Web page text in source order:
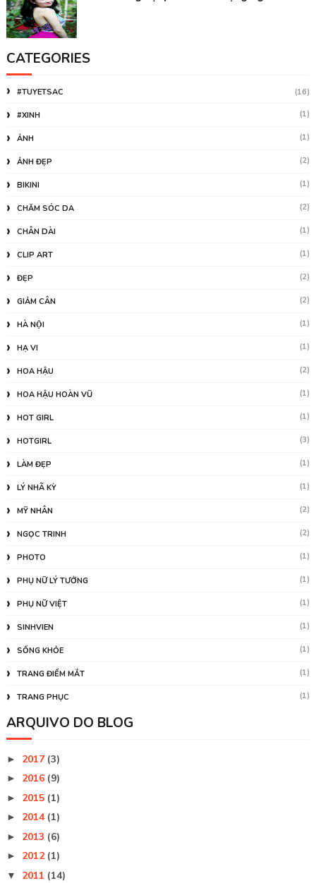
CATEGORIES
#TUYETSAC (16)
#XINH (1)
ẢNH (1)
ẢNH ĐẸP (2)
BIKINI (1)
CHĂM SÓC DA (2)
CHÂN DÀI (1)
CLIP ART (1)
ĐẸP (2)
GIẢM CÂN (2)
HÀ NỘI (1)
HẠ VI (1)
HOA HẬU (2)
HOA HẬU HOÀN VŨ (1)
HOT GIRL (1)
HOTGIRL (3)
LÀM ĐẸP (1)
LÝ NHÃ KỲ (1)
MỸ NHÂN (2)
NGỌC TRINH (2)
PHOTO (1)
PHỤ NỮ LÝ TƯỞNG (1)
PHỤ NỮ VIỆT (1)
SINHVIEN (1)
SỐNG KHỎE (1)
TRANG ĐIỂM MẮT (1)
TRANG PHỤC (1)
ARQUIVO DO BLOG
► 2017 (3)
► 2016 (9)
► 2015 (1)
► 2014 (1)
► 2013 (6)
► 2012 (1)
▼ 2011 (14)